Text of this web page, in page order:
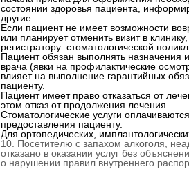
состоянии здоровья пациента,
другие.
Если пациент не имеет возможности
или планирует отменить визит в
регистратору стоматологической
Пациент обязан выполнять назначения
врача (явки на профилактические
влияет на выполнение гарантийных
пациенту.
Пациент имеет право отказаться от
этом отказ от продолжения лечения.
Стоматологические услуги
предоставления пациенту.
Для ортопедических,
10. Посетителю с запахом алкоголя,
отказано в оказании услуг без
о нарушении правил внутреннего